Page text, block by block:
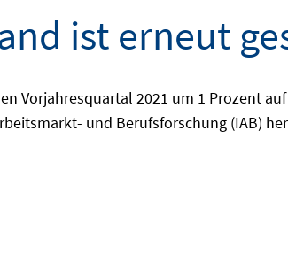
ist erneut
Vorjahresquartal 2021 um 1 Prozent
und Berufsforschung (IAB)